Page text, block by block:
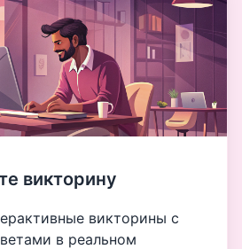
викторину
викторины с
в реальном